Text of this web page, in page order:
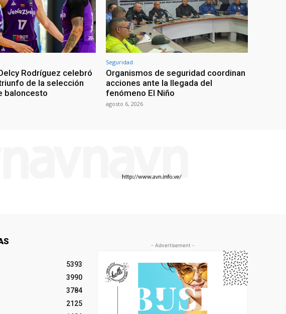
Rodríguez celebró
de la selección
baloncesto
Seguridad
Organismos de seguridad coordinan
acciones ante la llegada del
fenómeno El Niño
agosto 6, 2026
5393
3990
3784
2125
- Advertisement -